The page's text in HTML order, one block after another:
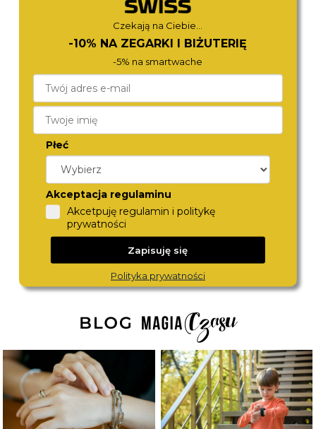
LEE COOPER
LC08083.150
290,-
LEE COOPER
Czekają na Ciebie...
-10% NA ZEGARKI I BIŻUTERIĘ
-5% na smartwache
Płeć
Akceptacja regulaminu
Akcetpuję regulamin i politykę
prywatności
Zapisuję się
Polityka prywatności